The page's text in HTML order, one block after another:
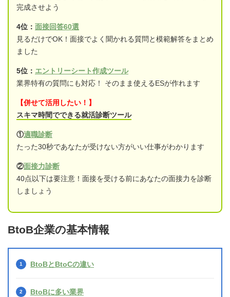
完成させよう
4位： 面接回答60選
見るだけでOK！面接でよく聞かれる質問と模範解答をまとめ
ました
5位： エントリーシート作成ツール
業界特有の質問にも対応！ そのまま使えるESが作れます
【併せて活用したい！】
スキマ時間でできる就活診断ツール
①適職診断
たった30秒であなたが受けない方がいい仕事がわかります
②面接力診断
40点以下は要注意！面接を受ける前にあなたの面接力を診断
しましょう
BtoB企業の基本情報
BtoBとBtoCの違い
BtoBに多い業界